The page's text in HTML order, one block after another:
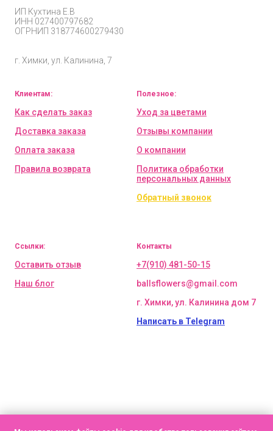
ИП Кухтина Е.В
ИНН 027400797682
ОГРНИП 318774600279430
г. Химки, ул. Калинина, 7
Клиентам:
Как сделать заказ
Доставка заказа
Оплата заказа
Правила возврата
Полезное:
Уход за цветами
Отзывы компании
О компании
Политика обработки
персональных данных
Обратный звонок
Ссылки:
Оставить отзыв
Наш блог
Контакты
+7(910) 481-50-15
ballsflowers@gmail.com
г. Химки, ул. Калинина дом 7
Написать в Telegram